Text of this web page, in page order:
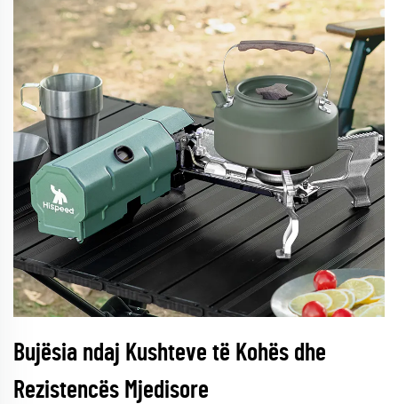
Bujësia ndaj Kushteve të Kohës dhe
Rezistencës Mjedisore